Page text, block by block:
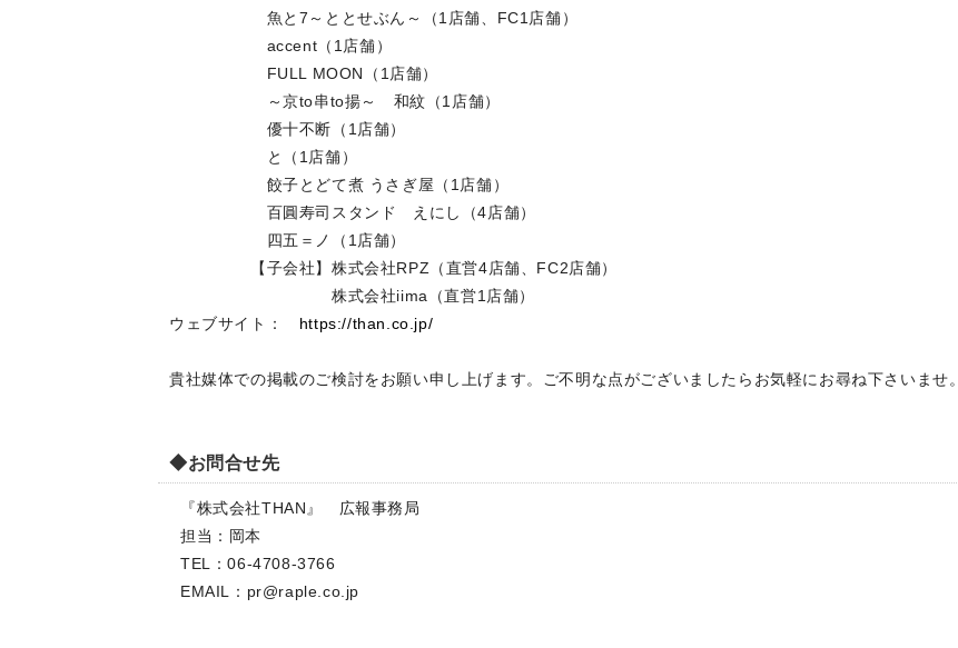
魚と7～ととせぶん～（1店舗、FC1店舗）
accent（1店舗）
FULL MOON（1店舗）
～京to串to揚～ 和紋（1店舗）
優十不断（1店舗）
と（1店舗）
餃子とどて煮 うさぎ屋（1店舗）
百圓寿司スタンド えにし（4店舗）
四五＝ノ（1店舗）
【子会社】株式会社RPZ（直営4店舗、FC2店舗）
株式会社iima（直営1店舗）
ウェブサイト： https://than.co.jp/
貴社媒体での掲載のご検討をお願い申し上げます。ご不明な点がございましたらお気軽にお尋ね下さいませ。
◆お問合せ先
『株式会社THAN』 広報事務局
担当：岡本
TEL：06-4708-3766
EMAIL： pr@raple.co.jp